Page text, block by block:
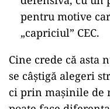
pentru motive
„capriciul” CEC.
Cine crede că asta
se câștigă alegeri
ci prin mașinile de